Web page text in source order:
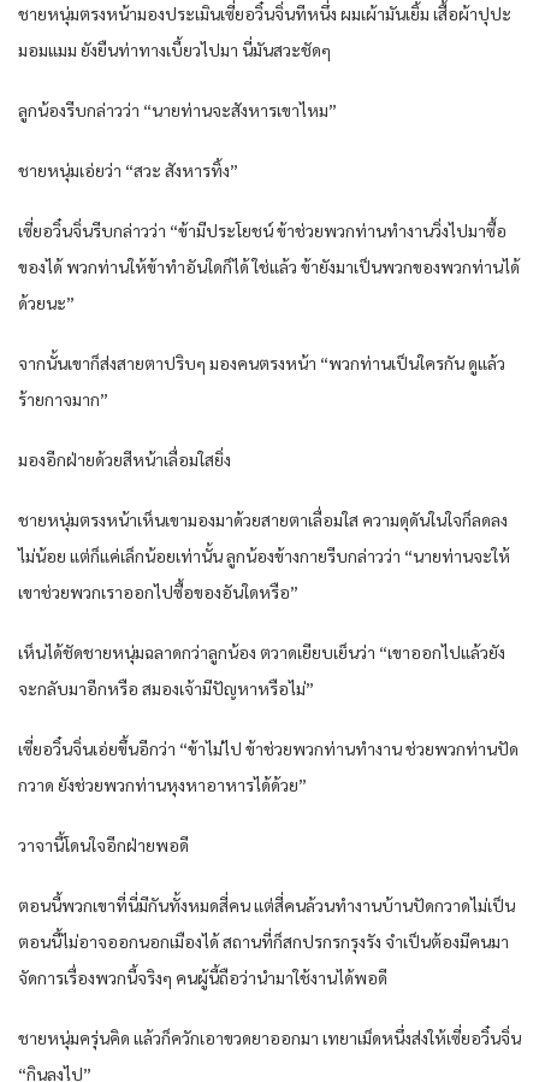
ชายหนุ่มตรงหน้ามองประเมินเซี่ยอวิ๋นจิ่นทีหนึ่ง ผมเผ้ามันเยิ้ม เสื้อผ้าปุปะ
มอมแมม ยังยืนท่าทางเบี้ยวไปมา นี่มันสวะชัดๆ
ลูกน้องรีบกล่าวว่า “นายท่านจะสังหารเขาไหม”
ชายหนุ่มเอ่ยว่า “สวะ สังหารทิ้ง”
เซี่ยอวิ๋นจิ่นรีบกล่าวว่า “ข้ามีประโยชน์ ข้าช่วยพวกท่านทำงานวิ่งไปมาซื้อ
ของได้ พวกท่านให้ข้าทำอันใดก็ได้ ใช่แล้ว ข้ายังมาเป็นพวกของพวกท่านได้
ด้วยนะ”
จากนั้นเขาก็ส่งสายตาปริบๆ มองคนตรงหน้า “พวกท่านเป็นใครกัน ดูแล้ว
ร้ายกาจมาก”
มองอีกฝ่ายด้วยสีหน้าเลื่อมใสยิ่ง
ชายหนุ่มตรงหน้าเห็นเขามองมาด้วยสายตาเลื่อมใส ความดุดันในใจก็ลดลง
ไม่น้อย แต่ก็แค่เล็กน้อยเท่านั้น ลูกน้องข้างกายรีบกล่าวว่า “นายท่านจะให้
เขาช่วยพวกเราออกไปซื้อของอันใดหรือ”
เห็นได้ชัดชายหนุ่มฉลาดกว่าลูกน้อง ตวาดเยียบเย็นว่า “เขาออกไปแล้วยัง
จะกลับมาอีกหรือ สมองเจ้ามีปัญหาหรือไม่”
เซี่ยอวิ๋นจิ่นเอ่ยขึ้นอีกว่า “ข้าไม่ไป ข้าช่วยพวกท่านทำงาน ช่วยพวกท่านปัด
กวาด ยังช่วยพวกท่านหุงหาอาหารได้ด้วย”
วาจานี้โดนใจอีกฝ่ายพอดี
ตอนนี้พวกเขาที่นี่มีกันทั้งหมดสี่คน แต่สี่คนล้วนทำงานบ้านปัดกวาดไม่เป็น
ตอนนี้ไม่อาจออกนอกเมืองได้ สถานที่ก็สกปรกรกรุงรัง จำเป็นต้องมีคนมา
จัดการเรื่องพวกนี้จริงๆ คนผู้นี้ถือว่านำมาใช้งานได้พอดี
ชายหนุ่มครุ่นคิด แล้วก็ควักเอาขวดยาออกมา เทยาเม็ดหนึ่งส่งให้เซี่ยอวิ๋นจิ่น
“กินลงไป”